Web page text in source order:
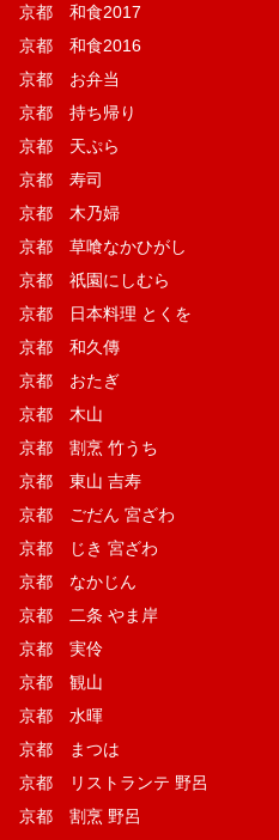
京都 和食2017
京都 和食2016
京都 お弁当
京都 持ち帰り
京都 天ぷら
京都 寿司
京都 木乃婦
京都 草喰なかひがし
京都 祇園にしむら
京都 日本料理 とくを
京都 和久傳
京都 おたぎ
京都 木山
京都 割烹 竹うち
京都 東山 吉寿
京都 ごだん 宮ざわ
京都 じき 宮ざわ
京都 なかじん
京都 二条 やま岸
京都 実伶
京都 観山
京都 水暉
京都 まつは
京都 リストランテ 野呂
京都 割烹 野呂